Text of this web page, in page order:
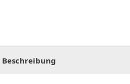
Beschreibung